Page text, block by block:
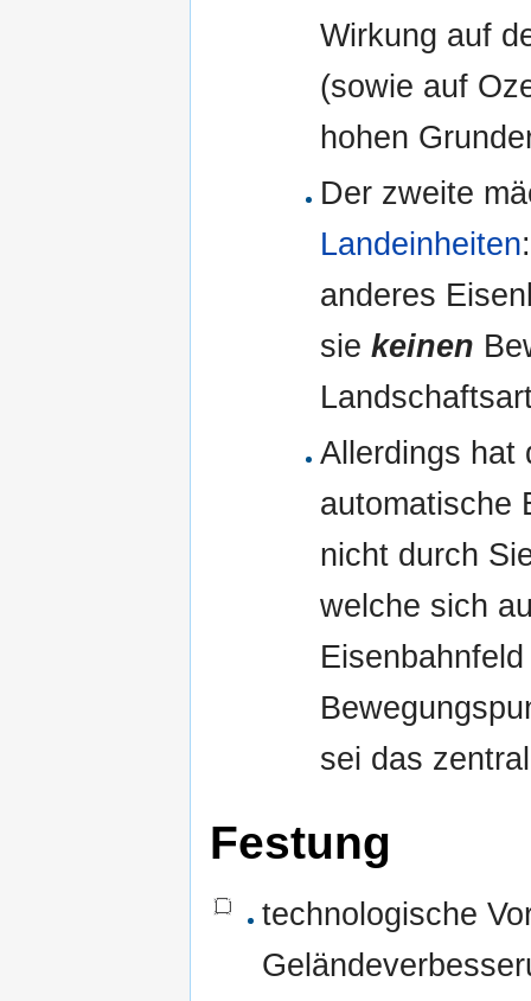
Wirkung auf
(sowie auf
hohen
Der zweite
Landeinheiten
anderes
siekeinen
Allerdings hat
automatische
nicht durch
welche sich
sei das
Festung
technologische